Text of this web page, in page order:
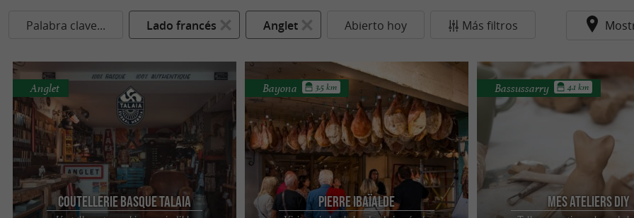
Palabra clave... Lado francés Anglet Abierto hoy Más filtros
Coutellerie Basque TALAIA
Anglet
Pierre Ibaïalde
Bayona 3.5 km
Mes Ateliers DIY
Bassussarry 4.1 km